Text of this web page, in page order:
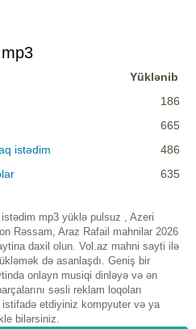
Yüklənib
186
665
istədim
486
635
mp3 yüklə pulsuz , Azeri
Rəssam, Araz Rafail mahnilar 2026
daxil olun. Vol.az mahni sayti ilə
də asanlaşdı. Geniş bir
onlayn musiqi dinləyə və ən
səsli reklam loqoları
etdiyiniz kompyuter və ya
bilərsiniz.